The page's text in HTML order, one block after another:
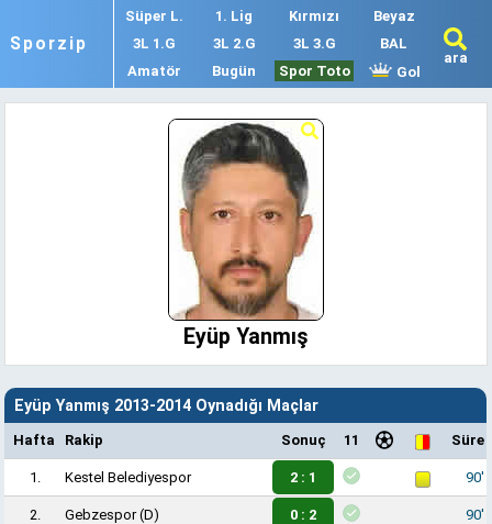
Sporzip
Süper L. 1. Lig Kırmızı
Beyaz
3L 1.G
3L 2.G 3L 3.G
BAL
Amatör
Bugün Spor Toto Gol
ara
Eyüp Yanmış
Eyüp Yanmış 2013-2014 Oynadığı Maçlar
Hafta Rakip Sonuç 11 Süre
1. Kestel Belediyespor 2 : 1 90'
2. Gebzespor(D) 0 : 2 90'